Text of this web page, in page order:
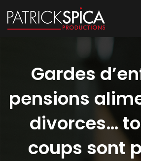
Gardes
pensions
divorces…
coups sont